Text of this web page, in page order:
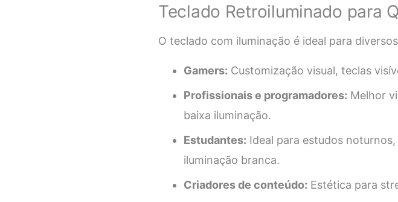
Teclado Retroiluminado para
O teclado com iluminação é ideal para
Gamers: Customização visual, teclas
Profissionais e programadores: Melhor
baixa iluminação.
Estudantes: Ideal para estudos
iluminação branca.
Criadores de conteúdo: Estética para